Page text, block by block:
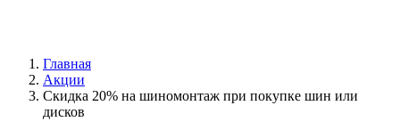
Главная
Акции
Скидка 20% на шиномонтаж при покупке шин или
дисков